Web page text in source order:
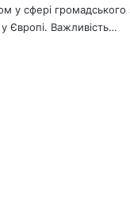
у сфері
Європі. Важливість…